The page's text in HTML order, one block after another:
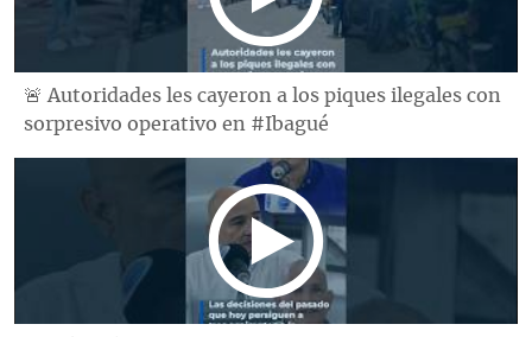
🚨 Autoridades les cayeron a los piques ilegales con
sorpresivo operativo en #Ibagué